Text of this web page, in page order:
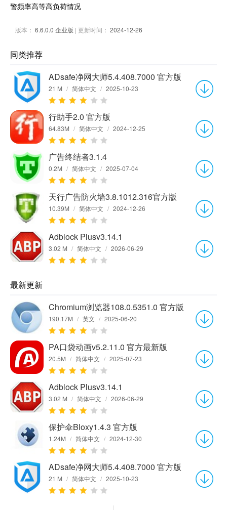
警频率高等高负荷情况
版本： 6.6.0.0 企业版 | 更新时间： 2024-12-26
同类推荐
ADsafe净网大师5.4.408.7000 官方版
21 M / 简体中文 / 2025-10-23
行助手2.0 官方版
64.83M / 简体中文 / 2024-12-25
广告终结者3.1.4
0.2M / 简体中文 / 2025-07-04
天行广告防火墙3.8.1012.316官方版
10.39M / 简体中文 / 2024-12-26
Adblock Plusv3.14.1
3.02 M / 简体中文 / 2026-06-29
最新更新
Chromium浏览器108.0.5351.0 官方版
190.17M / 英文 / 2025-06-20
PA口袋动画v5.2.11.0 官方最新版
20.5M / 简体中文 / 2025-07-23
Adblock Plusv3.14.1
3.02 M / 简体中文 / 2026-06-29
保护伞Bloxy1.4.3 官方版
1.24M / 简体中文 / 2024-12-30
ADsafe净网大师5.4.408.7000 官方版
21 M / 简体中文 / 2025-10-23